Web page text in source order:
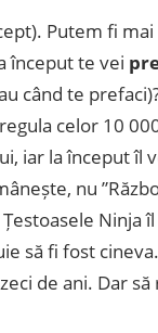
Putem fi
început te vei
când te
celor 10
iar la început îl
nu
Ninja
să fi fost
de ani. Dar să